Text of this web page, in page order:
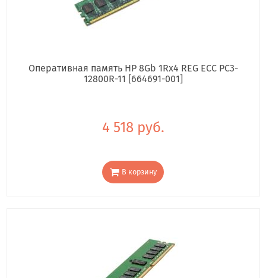
Оперативная память HP 8Gb 1Rx4 REG ECC PC3-
12800R-11 [664691-001]
4 518 руб.
В корзину